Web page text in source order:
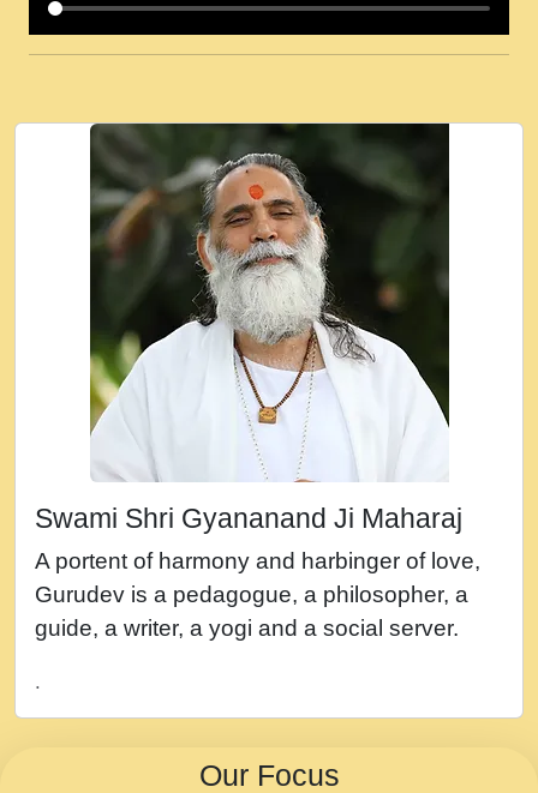
कई पकड क मर हथ र मह वदवन पहच दय! मह जन
Ki - Krishna Bhajan - New Bhajan 2020
#Ishwar Bhakti.mp3
जब से गीता ज्ञान पाया मैं बड़ी मस्ती में हूँ । 2018 -
Rishikesh - Ratan Ji Rasik.mp3
तन हल दल द सनव मड उतत सर रख क, नल रव त
गल लग जव त सर उतत हथ रख द!.mp3
तू कर प्रीतम से प्रीत, यूहीं दिन बीतते जाते हैं ।
2018 - Rishikesh - Swami Gyananand Ji
Maharaj.mp3
न म गवद गपल गद फर, पयर महन न रझद फर! shri
नह भरस रह लडडल... अपन खट करम क !!!! मह दद
सहर चरण क .....mp3
बगड नसब कसन सवर तर बगर Shri ravinandan
shastri ji maharaj.mp3
Chahe Ram Ho Chahe Shyam Ho.mp3
Swami Shri Gyananand Ji Maharaj
A portent of harmony and harbinger of love,
Gurudev is a pedagogue, a philosopher, a
guide, a writer, a yogi and a social server.
.
Our Focus